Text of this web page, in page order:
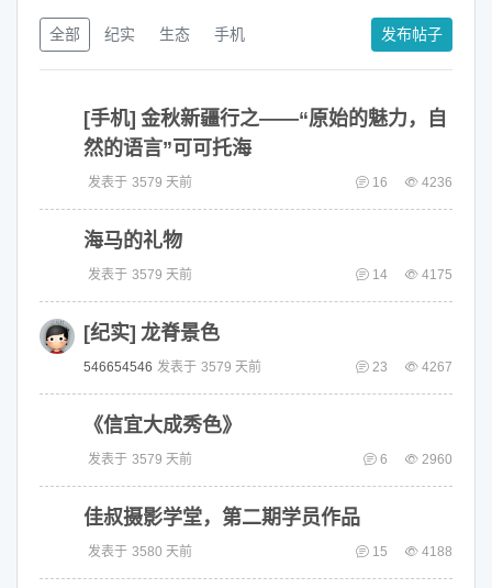
发布帖子
全部 纪实 生态 手机
[手机] 金秋新疆行之——“原始的魅力，自
然的语言”可可托海
发表于 3579 天前 16 4236
海马的礼物
发表于 3579 天前 14 4175
[纪实] 龙脊景色
546654546 发表于 3579 天前 23 4267
《信宜大成秀色》
发表于 3579 天前 6 2960
佳叔摄影学堂，第二期学员作品
发表于 3580 天前 15 4188